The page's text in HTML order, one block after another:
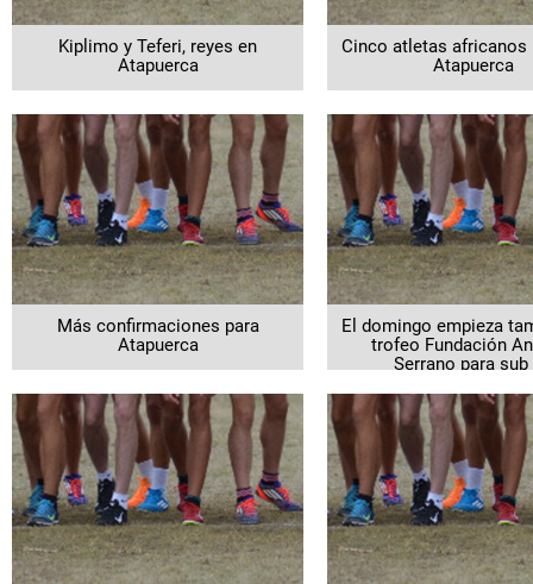
Kiplimo y Teferi, reyes en
Atapuerca
Cinco atletas africanos
Atapuerca
Más confirmaciones para
Atapuerca
El domingo empieza
trofeo Fundación
Serrano para sub